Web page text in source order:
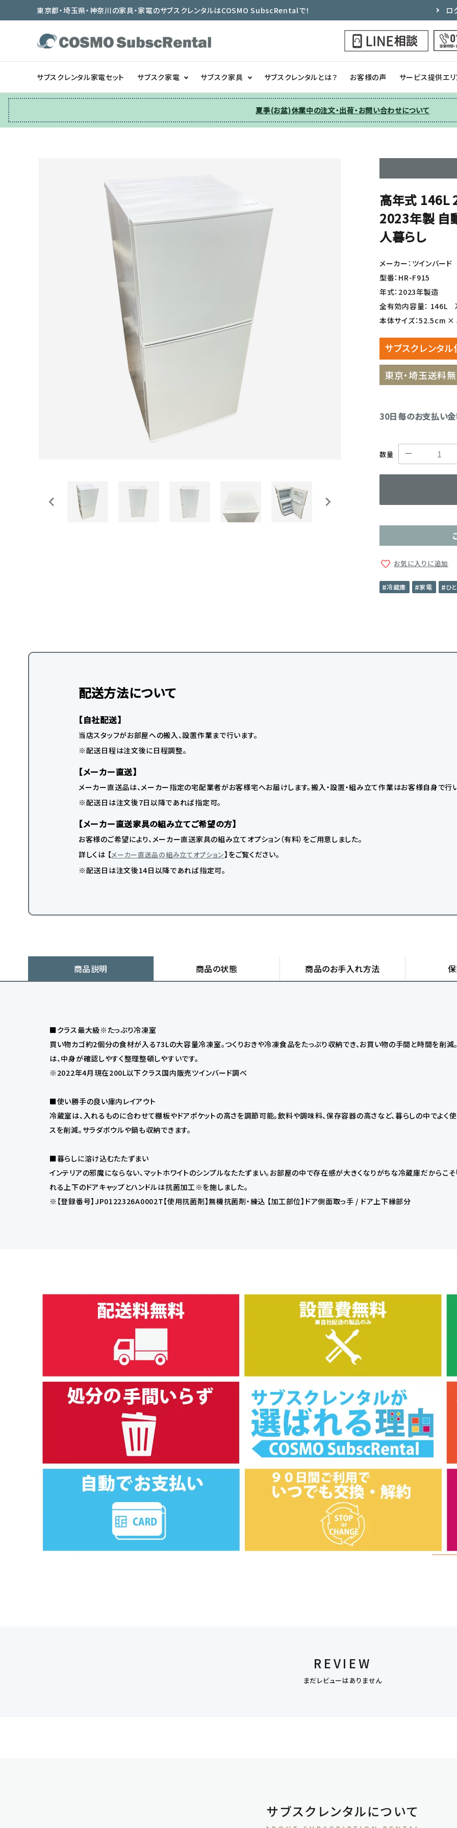
東京都・埼玉県・神奈川の家具・家電のサブスクレンタルはCOSMO SubscRentalで！ ロ
サブスクレンタル家電セット サブスク家電
冷蔵庫 洗濯機 季節家電
サブスク家具
テーブル/デスク チェア ソファー
サブスクレンタルとは？ お客様の声 サービス提供エ
夏季(お盆)休業中の注文・出荷・お問い合わせについて
高年式 146L
2023年製 自
人暮らし
メーカー：ツインバード
型番：HR-F915
年式：2023年製造
全有効内容量： 146L
本体サイズ：52.5cm
サブスクレンタ
東京・埼玉送料
30日毎のお支払い
数量
お気に入りに追加
冷蔵庫 家電 ひ
配送方法について
【自社配送】
当店スタッフがお部屋への搬入、設置作業まで行います。
※配送日程は注文後に日程調整。
【メーカー直送】
メーカー直送品は、メーカー指定の宅配業者がお客様宅へお届けします。搬入・設置・組み立て作業はお客様自身で行
※配送日は注文後7日以降であれば指定可。
【メーカー直送家具の組み立てご希望の方】
お客様のご希望により、メーカー直送家具の組み立てオプション（有料）をご用意しました。
詳しくは 【メーカー直送品の組み立てオプション】をご覧ください。
※配送日は注文後14日以降であれば指定可。
商品説明 商品の状態 商品のお手入れ方法
■クラス最大級※たっぷり冷凍室
買い物カゴ約2個分の食材が入る73Lの大容量冷凍室。つくりおきや冷凍食品をたっぷり収納でき、お買い物の手間と時間を削減
は、中身が確認しやすく整理整頓しやすいです。
※2022年4月現在200L以下クラス国内販売ツインバード調べ
■使い勝手の良い庫内レイアウト
冷蔵室は、入れるものに合わせて棚板やドアポケットの高さを調節可能。飲料や調味料、保存容器の高さなど、暮らしの中でよく
スを削減。サラダボウルや鍋も収納できます。
■暮らしに溶け込むたたずまい
インテリアの邪魔にならない、マットホワイトのシンプルなたたずまい。お部屋の中で存在感が大きくなりがちな冷蔵庫だからこそ
れる上下のドアキャップとハンドルは抗菌加工※を施しました。
※【登録番号】JP0122326A0002T【使用抗菌剤】無機抗菌剤・練込 【加工部位】ドア側面取っ手 / ドア上下縁部分
REVIEW
まだレビューはありません
サブスクレンタルについて